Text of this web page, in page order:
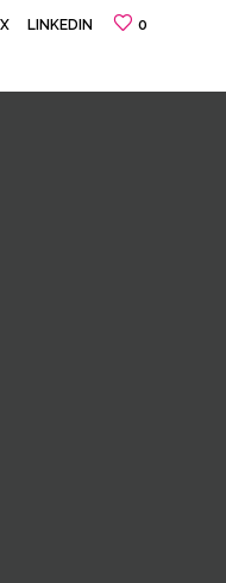
X LINKEDIN 0